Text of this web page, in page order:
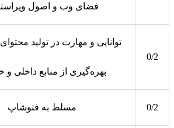
فضای وب و اصول
توانایی و مهارت در تولید
بهره‌گیری از منابع داخلی و
0/2
مسلط به فتوشاپ 0/2